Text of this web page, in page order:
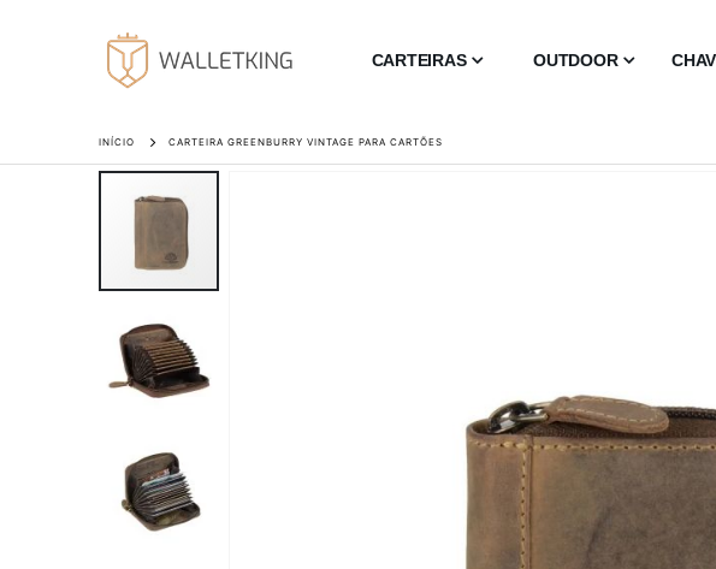
CARTEIRAS OUTDOOR
INÍCIO CARTEIRA GREENBURRY VINTAGE PARA CARTÕES
Saltar